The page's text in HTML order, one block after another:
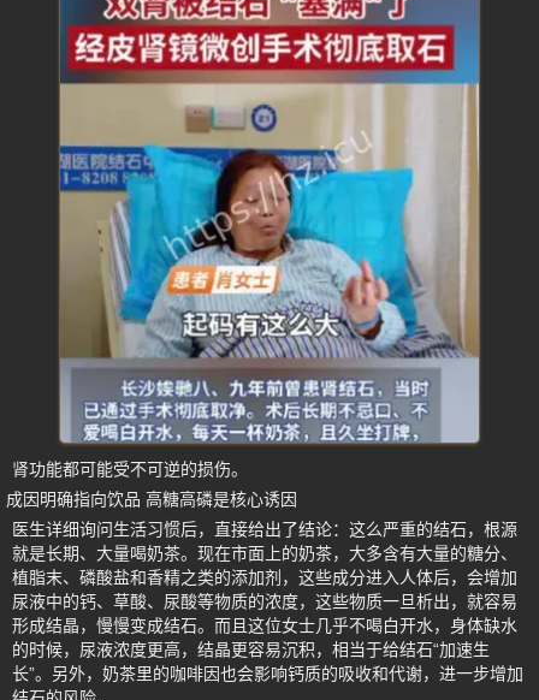
肾功能都可能受不可逆的损伤。
成因明确指向饮品 高糖高磷是核心诱因
医生详细询问生活习惯后，直接给出了结论：这么严重的结石，根源
就是长期、大量喝奶茶。现在市面上的奶茶，大多含有大量的糖分、
植脂末、磷酸盐和香精之类的添加剂，这些成分进入人体后，会增加
尿液中的钙、草酸、尿酸等物质的浓度，这些物质一旦析出，就容易
形成结晶，慢慢变成结石。而且这位女士几乎不喝白开水，身体缺水
的时候，尿液浓度更高，结晶更容易沉积，相当于给结石“加速生
长”。另外，奶茶里的咖啡因也会影响钙质的吸收和代谢，进一步增加